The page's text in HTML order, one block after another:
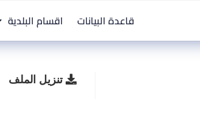
قاعدة البيانات اقسام البلدية
تنزيل الملف